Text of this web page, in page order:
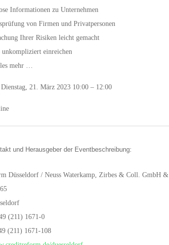
Informationen zu Unternehmen
von Firmen und Privatpersonen
Ihrer Risiken leicht gemacht
unkompliziert einreichen
mehr …
Dienstag, 21. März 2023 10:00 – 12:00
und Herausgeber der Eventbeschreibung:
Düsseldorf / Neuss Waterkamp, Zirbes & Coll. GmbH
(211) 1671-0
(211) 1671-108